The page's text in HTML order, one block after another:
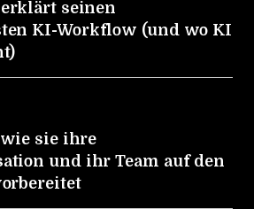
seinen
KI-Workflow (und wo KI
sie ihre
und ihr Team auf den